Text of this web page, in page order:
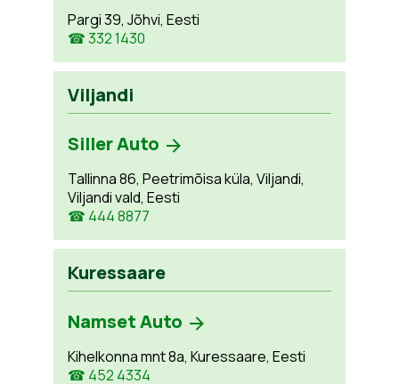
Pargi 39, Jõhvi, Eesti
☎ 332 1430
Viljandi
Siller Auto
Tallinna 86, Peetrimõisa küla, Viljandi,
Viljandi vald, Eesti
☎ 444 8877
Kuressaare
Namset Auto
Kihelkonna mnt 8a, Kuressaare, Eesti
☎ 452 4334